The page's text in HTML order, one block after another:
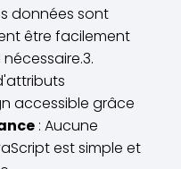
données sont
être facilement
accessible grâce
: Aucune
est simple et